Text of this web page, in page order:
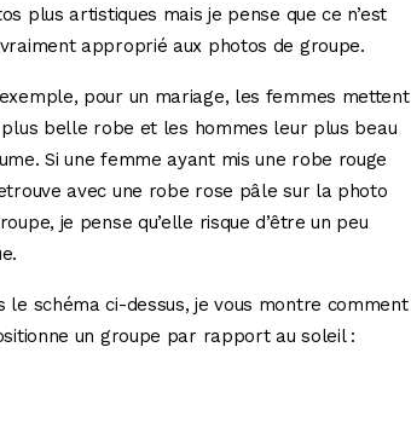
plus artistiques mais je pense que ce n’est
approprié aux photos de groupe.
pour un mariage, les femmes mettent
belle robe et les hommes leur plus beau
Si une femme ayant mis une robe rouge
avec une robe rose pâle sur la photo
je pense qu’elle risque d’être un peu
le schéma ci-dessus, je vous montre comment
un groupe par rapport au soleil :